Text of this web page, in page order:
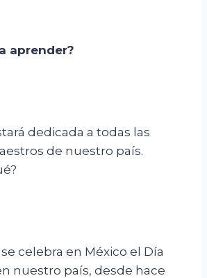
aprender?
dedicada a todas las
de nuestro país.
se celebra en México el Día
nuestro país, desde hace